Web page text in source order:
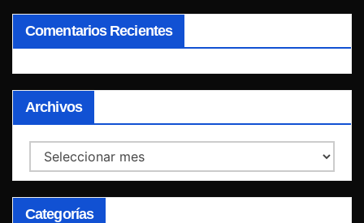
Comentarios Recientes
Archivos
Archivos
Categorías